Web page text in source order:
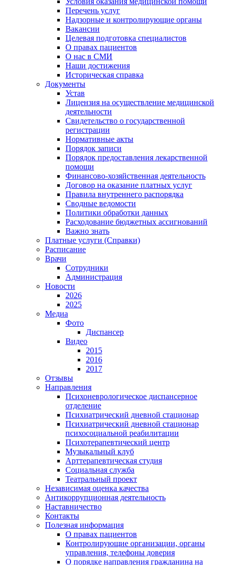
Перечень услуг
Надзорные и контролирующие органы
Вакансии
Целевая подготовка специалистов
О правах пациентов
О нас в СМИ
Наши достижения
Историческая справка
Документы
Устав
Лицензия на осуществление медицинской
деятельности
Свидетельство о государственной
регистрации
Нормативные акты
Порядок записи
Порядок предоставления лекарственной
помощи
Финансово-хозяйственная деятельность
Договор на оказание платных услуг
Правила внутреннего распорядка
Сводные ведомости
Политики обработки данных
Расходование бюджетных ассигнований
Важно знать
Платные услуги (Справки)
Расписание
Врачи
Сотрудники
Администрация
Новости
2026
2025
Медиа
Фото
Диспансер
Видео
2015
2016
2017
Отзывы
Направления
Психоневрологическое диспансерное
отделение
Психиатрический дневной стационар
Психиатрический дневной стационар
психосоциальной реабилитации
Психотерапевтический центр
Музыкальный клуб
Арттерапевтическая студия
Социальная служба
Театральный проект
Независимая оценка качества
Антикоррупционная деятельность
Наставничество
Контакты
Полезная информация
О правах пациентов
Контролирующие организации, органы
управления, телефоны доверия
О порядке направления гражданина на